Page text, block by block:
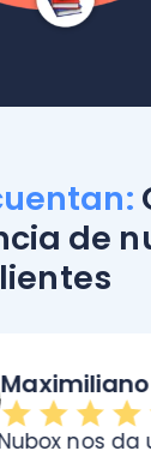
de
da un